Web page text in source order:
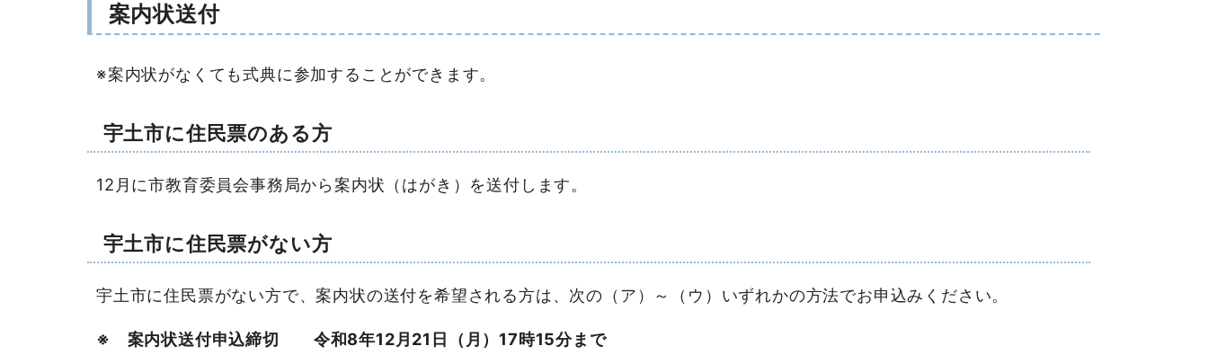
案内状送付
※案内状がなくても式典に参加することができます。
宇土市に住民票のある方
12月に市教育委員会事務局から案内状（はがき）を送付します。
宇土市に住民票がない方
宇土市に住民票がない方で、案内状の送付を希望される方は、次の（ア）～（ウ）いずれかの方法でお申込みください。
※ 案内状送付申込締切 令和8年12月21日（月）17時15分まで